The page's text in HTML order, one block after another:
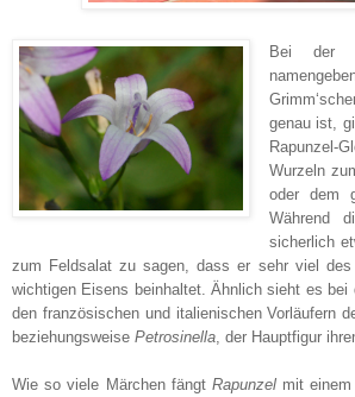
Bei der
genau ist,
Wurzeln
oder dem
Während
sicherlich
zum Feldsalat zu sagen, dass er sehr viel des
wichtigen Eisens beinhaltet. Ähnlich sieht es
den französischen und italienischen Vorläufern
beziehungsweise Petrosinella, der Hauptfigur
Wie so viele Märchen fängt Rapunzelmit einem